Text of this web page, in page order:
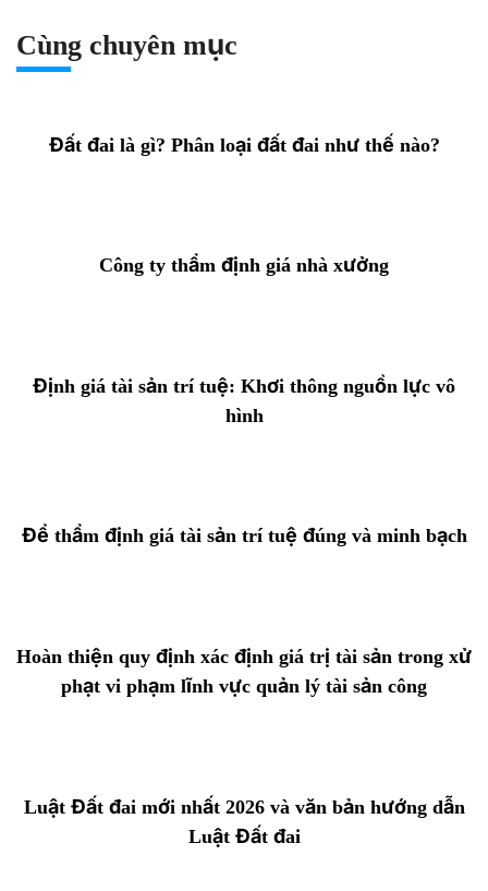
Cùng chuyên mục
Đất đai là gì? Phân loại đất đai như thế nào?
Công ty thẩm định giá nhà xưởng
Định giá tài sản trí tuệ: Khơi thông nguồn lực vô
hình
Để thẩm định giá tài sản trí tuệ đúng và minh bạch
Hoàn thiện quy định xác định giá trị tài sản trong xử
phạt vi phạm lĩnh vực quản lý tài sản công
Luật Đất đai mới nhất 2026 và văn bản hướng dẫn
Luật Đất đai